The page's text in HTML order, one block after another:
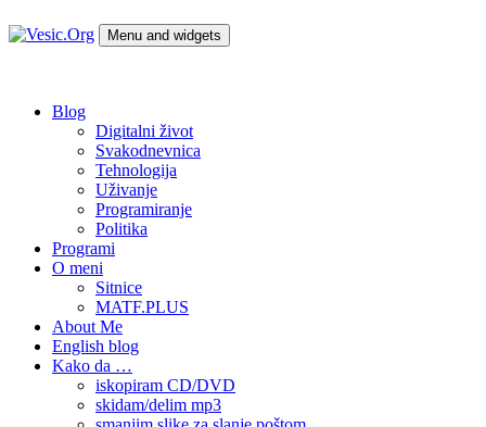
to
Menu and widgets
Blog
Digitalni život
Svakodnevnica
Tehnologija
Uživanje
Programiranje
Politika
Programi
O meni
Sitnice
MATF.PLUS
About Me
English blog
Kako da …
iskopiram CD/DVD
skidam/delim mp3